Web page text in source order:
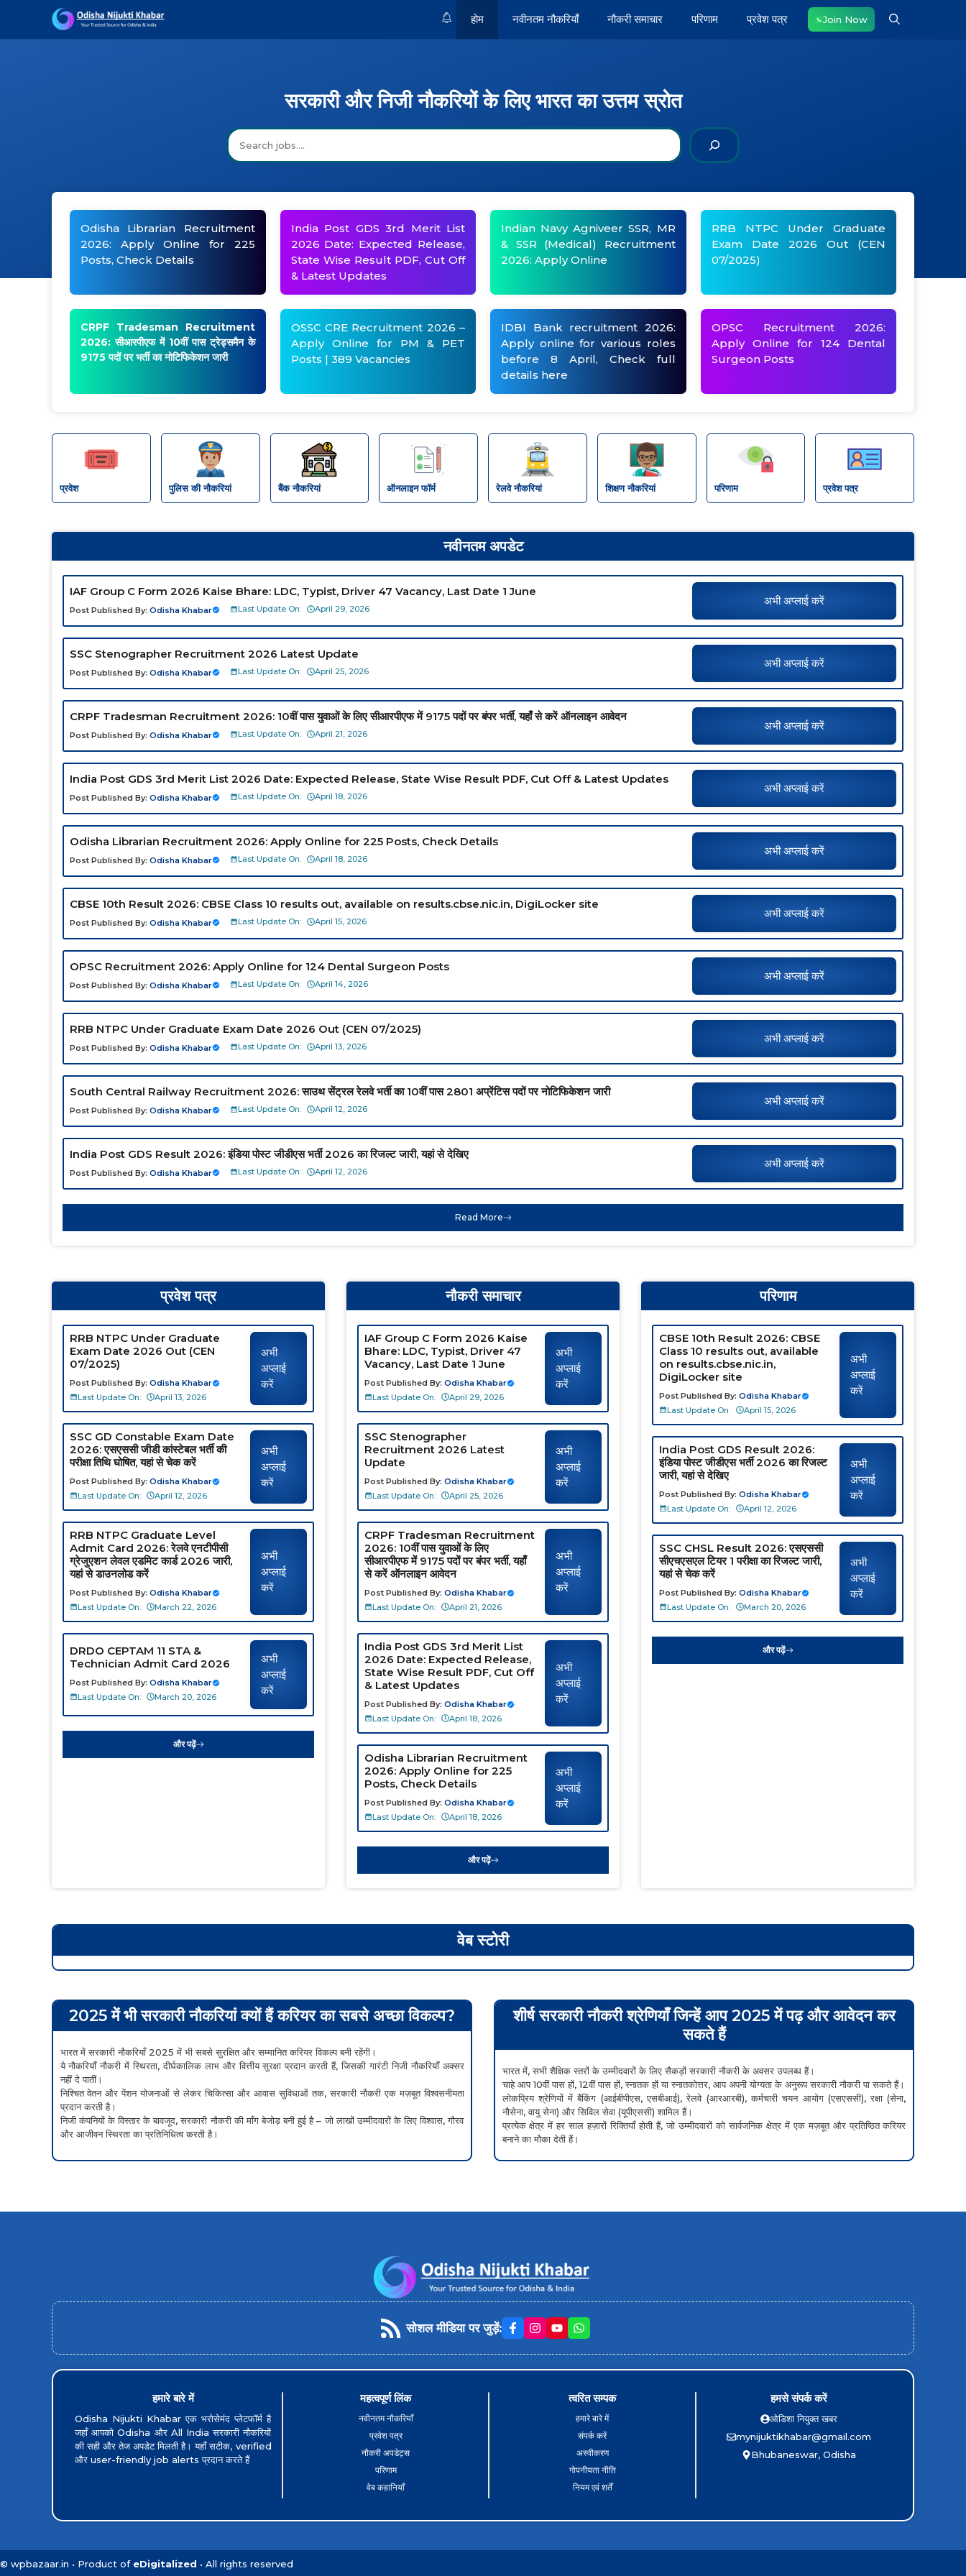
content
होम नवीनतम नौकरियाँ नौकरी समाचार परिणाम प्रवेश पत्र Join Now
सरकारी और निजी नौकरियों के लिए भारत का उत्तम स्रोत
Search
Odisha Librarian Recruitment
2026: Apply Online for 225
Posts, Check Details
India Post GDS 3rd Merit List
2026 Date: Expected Release,
State Wise Result PDF, Cut Off
& Latest Updates
Indian Navy Agniveer SSR, MR
& SSR (Medical) Recruitment
2026: Apply Online
RRB NTPC Under Graduate
Exam Date 2026 Out (CEN
07/2025)
CRPF Tradesman Recruitment
2026: सीआरपीएफ में 10वीं पास ट्रेड्समैन के
9175 पदों पर भर्ती का नोटिफिकेशनजारी
OSSC CRE Recruitment 2026 –
Apply Online for PM & PET
Posts | 389 Vacancies
IDBI Bank recruitment 2026:
Apply online for various roles
before 8 April, Check full
details here
OPSC Recruitment 2026:
Apply Online for 124 Dental
Surgeon Posts
प्रवेश पुलिस की नौकरियां बैंक नौकरियां ऑनलाइन फॉर्म रेलवे नौकरियां शिक्षण नौकरियां परिणाम प्रवेश पत्र
नवीनतम अपडेट
IAF Group C Form 2026 Kaise Bhare: LDC, Typist, Driver 47 Vacancy, Last Date 1 June
Post Published By: Odisha Khabar Last Update On: April 29, 2026
अभी अप्लाई करें
SSC Stenographer Recruitment 2026 Latest Update
Post Published By: Odisha Khabar Last Update On: April 25, 2026
अभी अप्लाई करें
CRPF Tradesman Recruitment 2026: 10वीं पास युवाओं के लिए सीआरपीएफ में 9175 पदों पर बंपर भर्ती, यहाँ से करें ऑनलाइन आवेदन
Post Published By: Odisha Khabar Last Update On: April 21, 2026
अभी अप्लाई करें
India Post GDS 3rd Merit List 2026 Date: Expected Release, State Wise Result PDF, Cut Off & Latest Updates
Post Published By: Odisha Khabar Last Update On: April 18, 2026
अभी अप्लाई करें
Odisha Librarian Recruitment 2026: Apply Online for 225 Posts, Check Details
Post Published By: Odisha Khabar Last Update On: April 18, 2026
अभी अप्लाई करें
CBSE 10th Result 2026: CBSE Class 10 results out, available on results.cbse.nic.in, DigiLocker site
Post Published By: Odisha Khabar Last Update On: April 15, 2026
अभी अप्लाई करें
OPSC Recruitment 2026: Apply Online for 124 Dental Surgeon Posts
Post Published By: Odisha Khabar Last Update On: April 14, 2026
अभी अप्लाई करें
RRB NTPC Under Graduate Exam Date 2026 Out (CEN 07/2025)
Post Published By: Odisha Khabar Last Update On: April 13, 2026
अभी अप्लाई करें
South Central Railway Recruitment 2026: साउथ सेंट्रल रेलवे भर्ती का 10वीं पास 2801 अप्रेंटिस पदों पर नोटिफिकेशन जारी
Post Published By: Odisha Khabar Last Update On: April 12, 2026
अभी अप्लाई करें
India Post GDS Result 2026: इंडिया पोस्ट जीडीएस भर्ती 2026 का रिजल्ट जारी, यहां से देखिए
Post Published By: Odisha Khabar Last Update On: April 12, 2026
अभी अप्लाई करें
Read More
प्रवेश पत्र
RRB NTPC Under Graduate
Exam Date 2026 Out (CEN
07/2025)
Post Published By: Odisha Khabar
Last Update On:
April 13, 2026
अभी
अप्लाई
करें
SSC GD Constable Exam Date
2026: एसएससी जीडी कांस्टेबल भर्ती की
परीक्षा तिथि घोषित, यहां से चेक करें
Post Published By: Odisha Khabar
Last Update On:
April 12, 2026
अभी
अप्लाई
करें
RRB NTPC Graduate Level
Admit Card 2026: रेलवे एनटीपीसी
ग्रेजुएशन लेवल एडमिट कार्ड 2026 जारी,
यहां से डाउनलोड करें
Post Published By: Odisha Khabar
Last Update On:
March 22, 2026
अभी
अप्लाई
करें
DRDO CEPTAM 11 STA &
Technician Admit Card 2026
Post Published By: Odisha Khabar
Last Update On:
March 20, 2026
अभी
अप्लाई
करें
और पढ़ें
नौकरी समाचार
IAF Group C Form 2026 Kaise
Bhare: LDC, Typist, Driver 47
Vacancy, Last Date 1 June
Post Published By: Odisha Khabar
Last Update On:
April 29, 2026
अभी
अप्लाई
करें
SSC Stenographer
Recruitment 2026 Latest
Update
Post Published By: Odisha Khabar
Last Update On:
April 25, 2026
अभी
अप्लाई
करें
CRPF Tradesman Recruitment
2026: 10वीं पास युवाओं के लिए
सीआरपीएफ में 9175 पदों पर बंपर भर्ती, यहाँ
से करें ऑनलाइन आवेदन
Post Published By: Odisha Khabar
Last Update On:
April 21, 2026
अभी
अप्लाई
करें
India Post GDS 3rd Merit List
2026 Date: Expected Release,
State Wise Result PDF, Cut Off
& Latest Updates
Post Published By: Odisha Khabar
Last Update On:
April 18, 2026
अभी
अप्लाई
करें
Odisha Librarian Recruitment
2026: Apply Online for 225
Posts, Check Details
Post Published By: Odisha Khabar
Last Update On:
April 18, 2026
अभी
अप्लाई
करें
और पढ़ें
परिणाम
CBSE 10th Result 2026: CBSE
Class 10 results out, available
on results.cbse.nic.in,
DigiLocker site
Post Published By: Odisha Khabar
Last Update On:
April 15, 2026
अभी
अप्लाई
करें
India Post GDS Result 2026:
इंडिया पोस्ट जीडीएस भर्ती 2026 का रिजल्ट
जारी, यहां से देखिए
Post Published By: Odisha Khabar
Last Update On:
April 12, 2026
अभी
अप्लाई
करें
SSC CHSL Result 2026: एसएससी
सीएचएसएल टियर 1 परीक्षा का रिजल्ट जारी,
यहां से चेक करें
Post Published By: Odisha Khabar
Last Update On:
March 20, 2026
अभी
अप्लाई
करें
और पढ़ें
वेब स्टोरी
2025 में भी सरकारी नौकरियां क्यों हैं करियर का सबसे अच्छा विकल्प?
भारत में सरकारी नौकरियाँ 2025 में भी सबसे सुरक्षित और सम्मानित करियर विकल्प बनी रहेंगी।
ये नौकरियाँ नौकरी में स्थिरता, दीर्घकालिक लाभ और वित्तीय सुरक्षा प्रदान करती हैं, जिसकी गारंटी निजी नौकरियाँ अक्सर
नहीं दे पातीं।
निश्चित वेतन और पेंशन योजनाओं से लेकर चिकित्सा और आवास सुविधाओं तक, सरकारी नौकरी एक मज़बूत विश्वसनीयता
प्रदान करती है।
निजी कंपनियों के विस्तार के बावजूद, सरकारी नौकरी की माँग बेजोड़ बनी हुई है – जो लाखों उम्मीदवारों के लिए विश्वास, गौरव
और आजीवन स्थिरता का प्रतिनिधित्व करती है।
शीर्ष सरकारी नौकरी श्रेणियाँ जिन्हें आप 2025 में पढ़ और आवेदन कर
सकते हैं
भारत में, सभी शैक्षिक स्तरों के उम्मीदवारों के लिए सैकड़ों सरकारी नौकरी के अवसर उपलब्ध हैं।
चाहे आप 10वीं पास हों, 12वीं पास हों, स्नातक हों या स्नातकोत्तर, आप अपनी योग्यता के अनुरूप सरकारी नौकरी पा सकते हैं।
लोकप्रिय श्रेणियों में बैंकिंग (आईबीपीएस, एसबीआई), रेलवे (आरआरबी), कर्मचारी चयन आयोग (एसएससी), रक्षा (सेना,
नौसेना, वायु सेना) और सिविल सेवा (यूपीएससी) शामिल हैं।
प्रत्येक क्षेत्र में हर साल हज़ारों रिक्तियाँ होती हैं, जो उम्मीदवारों को सार्वजनिक क्षेत्र में एक मज़बूत और प्रतिष्ठित करियर
बनाने का मौका देती हैं।
सोशल मीडिया पर जुड़ें:
हमारे बारे में
Odisha Nijukti Khabar एक भरोसेमंद प्लेटफॉर्म है
जहाँ आपको Odisha और All India सरकारी नौकरियों
की सही और तेज अपडेट मिलती है। यहाँ सटीक, verified
और user-friendly job alerts प्रदान करते हैं
महत्वपूर्ण लिंक
नवीनतम नौकरियाँ
प्रवेश पत्र
नौकरी अपडेट्स
परिणाम
वेब कहानियाँ
त्वरित सम्पक
हमारे बारे में
संपर्क करें
अस्वीकरण
गोपनीयता नीति
नियम एवं शर्तें
हमसे संपर्क करें
ओडिशा नियुक्त खबर
mynijuktikhabar@gmail.com
Bhubaneswar, Odisha
© wpbazaar.in • Product of eDigitalized • All rights reserved